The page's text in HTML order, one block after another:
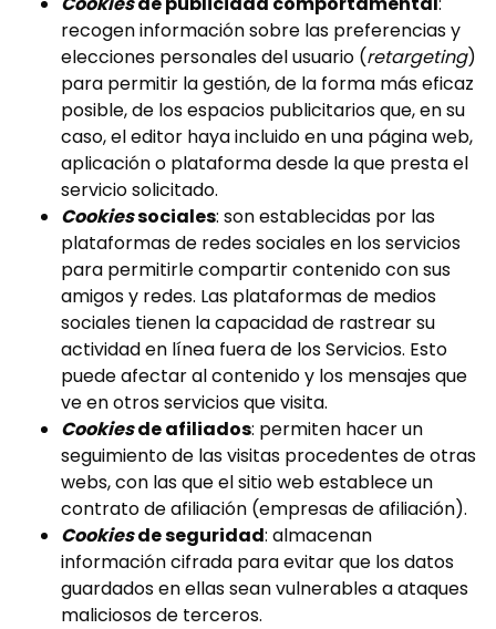
recogen información sobre las preferencias y
elecciones personales del usuario (retargeting)
para permitir la gestión, de la forma más eficaz
posible, de los espacios publicitarios que, en su
caso, el editor haya incluido en una página web,
aplicación o plataforma desde la que presta el
servicio solicitado.
Cookiessociales: son establecidas por las
plataformas de redes sociales en los servicios
para permitirle compartir contenido con sus
amigos y redes. Las plataformas de medios
sociales tienen la capacidad de rastrear su
actividad en línea fuera de los Servicios. Esto
puede afectar al contenido y los mensajes que
ve en otros servicios que visita.
Cookiesde afiliados: permiten hacer un
seguimiento de las visitas procedentes de otras
webs, con las que el sitio web establece un
contrato de afiliación (empresas de afiliación).
Cookiesde seguridad: almacenan
información cifrada para evitar que los datos
guardados en ellas sean vulnerables a ataques
maliciosos de terceros.